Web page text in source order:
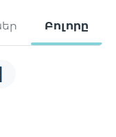
Բոլորը